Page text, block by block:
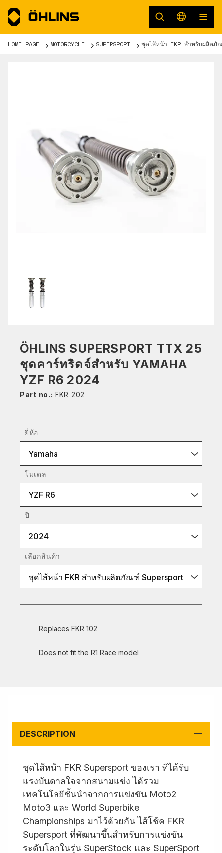
HOME PAGE MOTORCYCLE SUPERSPORT ชุดไส้หน้า FKR สำหรับผลิตภัณ
ÖHLINS SUPERSPORT TTX 25
ชุดคาร์ทริดจ์สำหรับ YAMAHA
YZF R6 2024
Part no.: FKR 202
ยี่ห้อ
Yamaha
โมเดล
YZF R6
ปี
2024
เลือกสินค้า
ชุดไส้หน้า FKR สำหรับผลิตภัณฑ์ Supersport
Replaces FKR 102
Does not fit the R1 Race model
DESCRIPTION
ชุดไส้หน้า FKR Supersport ของเรา ที่ได้รับ
แรงบันดาลใจจากสนามแข่ง ได้รวม
เทคโนโลยีชั้นนำจากการแข่งขัน Moto2
Moto3 และ World Superbike
Championships มาไว้ด้วยกัน ไส้โช้ค FKR
Supersport ที่พัฒนาขึ้นสำหรับการแข่งขัน
ระดับโลกในรุ่น SuperStock และ SuperSport